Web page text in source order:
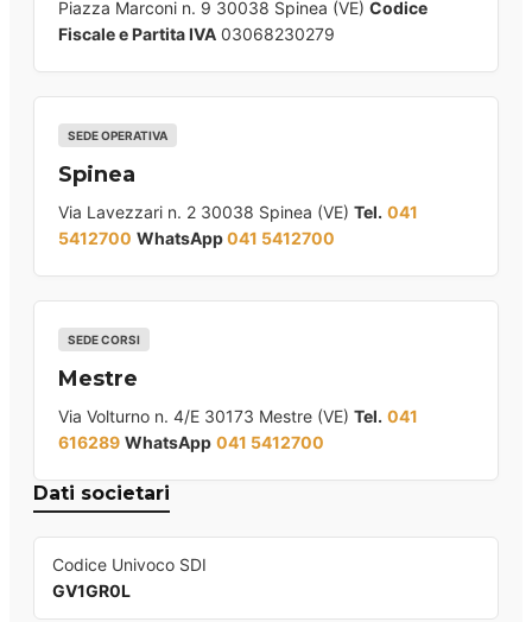
Piazza Marconi n. 9 30038 Spinea (VE) Codice
Fiscale e Partita IVA 03068230279
SEDE OPERATIVA
Spinea
Via Lavezzari n. 2 30038 Spinea (VE) Tel. 041
5412700 WhatsApp041 5412700
SEDE CORSI
Mestre
Via Volturno n. 4/E 30173 Mestre (VE) Tel. 041
616289 WhatsApp 041 5412700
Dati societari
Codice Univoco SDI
GV1GR0L